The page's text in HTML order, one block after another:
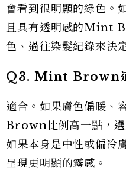
會看到很明顯的綠色。
且具有透明感的Mint
色、過往染髮紀錄來決
Q3. Mint Brown適
適合。如果膚色偏暖、
Brown比例高一點，
如果本身是中性或偏冷
呈現更明顯的霧感。